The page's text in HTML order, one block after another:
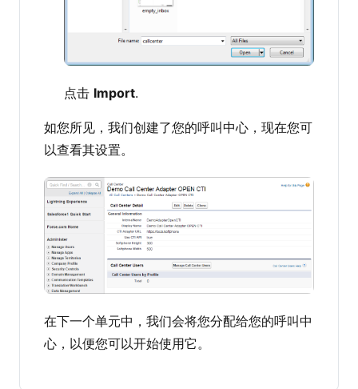
点击 Import.
如您所见，我们创建了您的呼叫中心，现在您可
以查看其设置。
在下一个单元中，我们会将您分配给您的呼叫中
心，以便您可以开始使用它。